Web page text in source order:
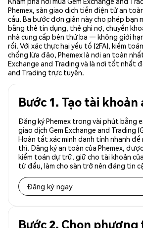
Phemex, sàn giao dịch tiền điện tử an
cầu. Ba bước đơn giản này cho phép bạn
bằng thẻ tín dụng, thẻ ghi nợ, chuyển
nhà cung cấp bên thứ ba — không giới
rối. Với xác thực hai yếu tố (2FA), kiểm
chống lừa đảo, Phemex là nơi an toàn
Exchange and Trading và là nơi tốt nhất
and Trading trực tuyến.
Bước 1. Tạo tài khoản
Đăng ký Phemex trong vài phút bằng
giao dịch Gem Exchange and Trading
Hoàn tất xác minh danh tính nhanh để
thì. Đăng ký an toàn của Phemex,
kiểm toán dự trữ, giữ cho tài khoản
từ đầu, làm cho sàn trở nên đáng tin
Đăng ký ngay
Bước 2. Chọn